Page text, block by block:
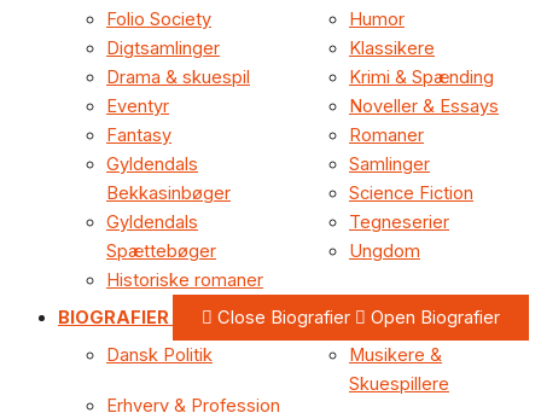
Folio Society
Digtsamlinger
Drama & skuespil
Eventyr
Fantasy
Gyldendals
Bekkasinbøger
Gyldendals
Spættebøger
Historiske romaner
Humor
Klassikere
Krimi & Spænding
Noveller & Essays
Romaner
Samlinger
Science Fiction
Tegneserier
Ungdom
BIOGRAFIER Close Biografier
Open Biografier
Dansk Politik
Erhverv & Profession
Musikere &
Skuespillere